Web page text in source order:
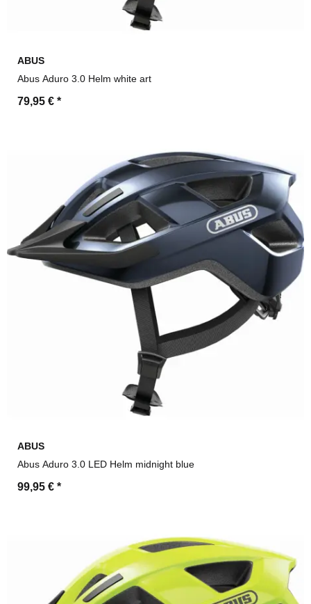
ABUS
Abus Aduro 3.0 Helm white art
79,95 € *
ABUS
Abus Aduro 3.0 LED Helm midnight blue
99,95 € *